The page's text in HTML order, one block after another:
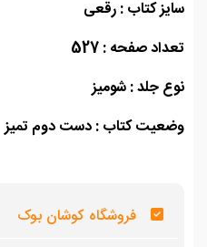
کتاب : رقعی
صفحه : 527
جلد : شومیز
کتاب : دست دوم تمیز
فروشگاه کوشان بوک